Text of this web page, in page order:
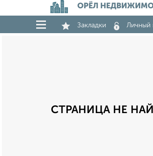
ОРЁЛ
Закладки Личный
СТРАНИЦА НЕ